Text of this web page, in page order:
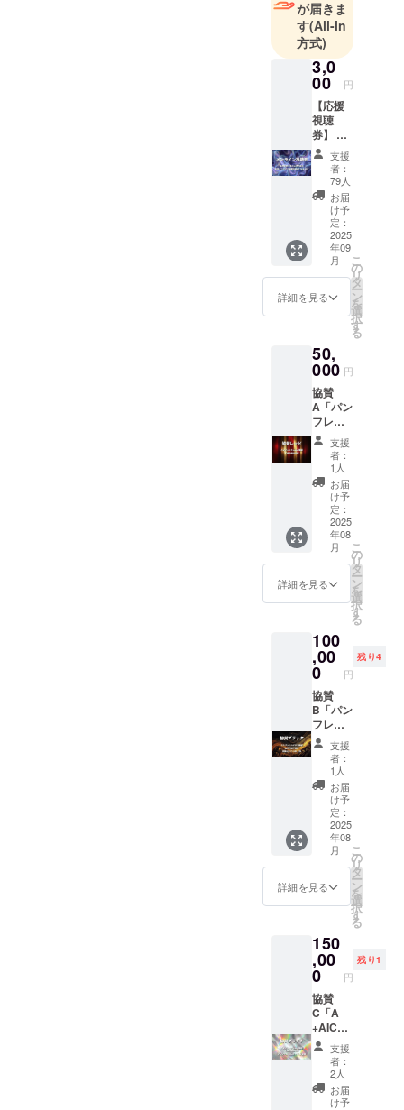
が届きま
す(All-in
方式)
3,0
00 円
【応援
視聴
券】 AI
動画上
映会終
了後
に、当
日の様
子の動
画を送
付いた
しま
す。 ・
収録予
定時
間：3時
供方
法：
メール
にURL
を記載
しま
す。
支援
者：
79人
お届
け予
定：
2025
年09
月
詳細を見る
こ
の
リ
タ
ー
ン
を
選
択
す
る
50,
000 円
協賛
A「パン
フレッ
ト掲
載」
【記載
例】 ・
掲載方
法：当
日配布
予定の
パンフ
レット
に会社
名を掲
載いた
・注意
事項：
支援
時、必
ず備考
欄に掲
載を希
望され
るお名
前をご
記入く
ださい
【特
典】 ・
イベン
ト終了
後に、
上映作
品を含
む動画
いたし
ま
す。
・収録
予定時
間：3時
間 ・提
供方
法：
メール
にURL
を記載
支援
者：
1人
お届
け予
定：
2025
年08
月
詳細を見る
こ
の
リ
タ
ー
ン
を
選
択
す
る
100
,00
0 円
残り4
協賛
B「パン
フレッ
トロゴ
掲載」
&「幕間
CM上
映」
【記載
例】 ・
掲載方
法：当
日配布
予定の
パンフ
レット
名とロ
ゴの掲
載いた
します
・注意
事項：
支援
時、必
ず備考
欄に掲
載を希
望され
支援
者：
1人
お届
け予
定：
2025
年08
月
詳細を見る
こ
の
リ
タ
ー
ン
を
選
択
す
る
150
,00
0 円
残り1
協賛
C「A
+AICM
制作 &
劇場内
上映」
【記載
例】 ・
支援
者：
2人
お届
け予